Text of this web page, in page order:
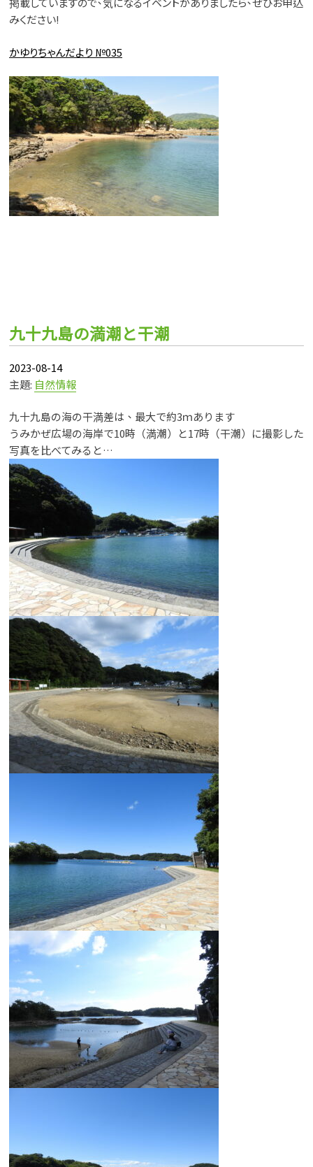
みください!
かゆりちゃんだより №035
九十九島の満潮と干潮
2023-08-14
主題: 自然情報
九十九島の海の干満差は、最大で約3ｍあります
うみかぜ広場の海岸で10時（満潮）と17時（干潮）に撮影した
写真を比べてみると…